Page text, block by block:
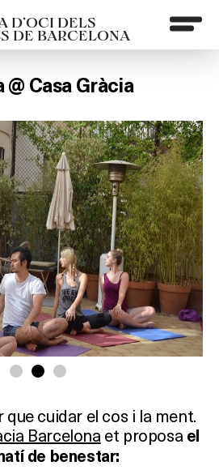
D’OCI DELS
DE BARCELONA
Casa Gràcia
que cuidar el cos i la ment.
Barcelona et proposa el
de benestar: